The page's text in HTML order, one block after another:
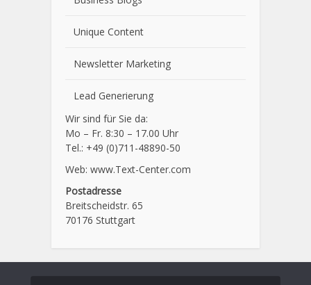
Unique Content
Newsletter Marketing
Lead Generierung
Wir sind für Sie da:
Mo – Fr. 8:30 – 17.00 Uhr
Tel.: +49 (0)711-48890-50
Web: www.Text-Center.com
Postadresse
Breitscheidstr. 65
70176 Stuttgart